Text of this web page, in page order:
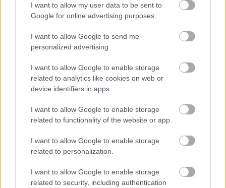
I want to allow my user data to be sent to
Google for online advertising purposes.
I want to allow Google to send me
personalized advertising.
I want to allow Google to enable storage
related to analytics like cookies on web or
device identifiers in apps.
I want to allow Google to enable storage
related to functionality of the website or app.
I want to allow Google to enable storage
related to personalization.
I want to allow Google to enable storage
related to security, including authentication
egyszerű vegetáriánus laktózmentes vegán
Ajánlott bejegyzések:
Színpompás bableves